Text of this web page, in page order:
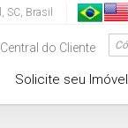
, SC, Brasil
Central do Cliente
Solicite seu Imóvel